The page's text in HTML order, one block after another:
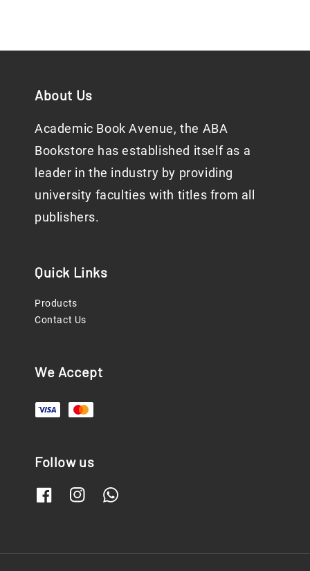
About Us
Academic Book Avenue, the ABA
Bookstore has established itself as a
leader in the industry by providing
university faculties with titles from all
publishers.
Quick Links
Products
Contact Us
We Accept
Follow us